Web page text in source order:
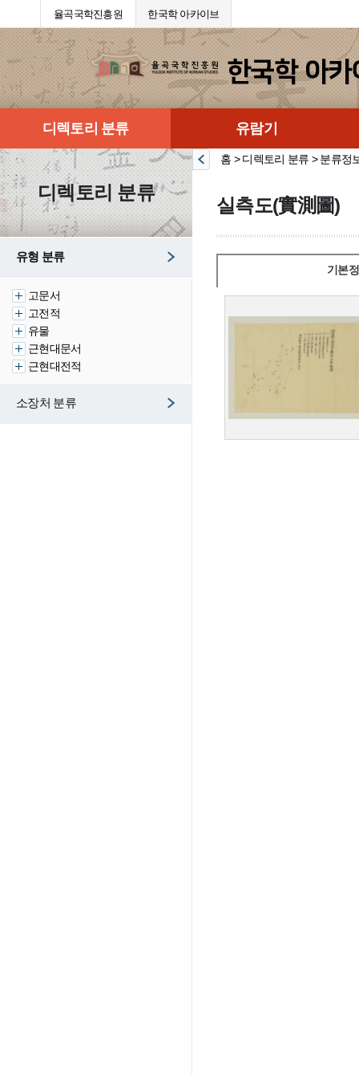
율곡국학진흥원 한국학 아카이브
디렉토리 분류 유람기
디렉토리 분류
유형 분류
고문서
고전적
유물
근현대문서
근현대전적
소장처 분류
홈 > 디렉토리 분류 > 분류정
실측도(實測圖)
기본